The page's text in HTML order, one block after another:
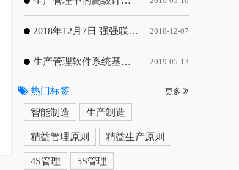
2018年12月7日 强强联手，共同推进电子器件领域APS应用典范 风华高科生产自动化工业互联网应用项目-APS项目启动会 2018-12-07
生产管理软件系统基于信息化的解决方案 2019-05-13
热门标签 更多
智能制造 生产制造
精益管理原则 精益生产原则
4S管理 5S管理